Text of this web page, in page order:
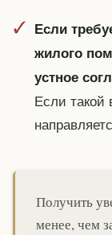
Если
жилого
устное
Если такой
Получить
менее, чем